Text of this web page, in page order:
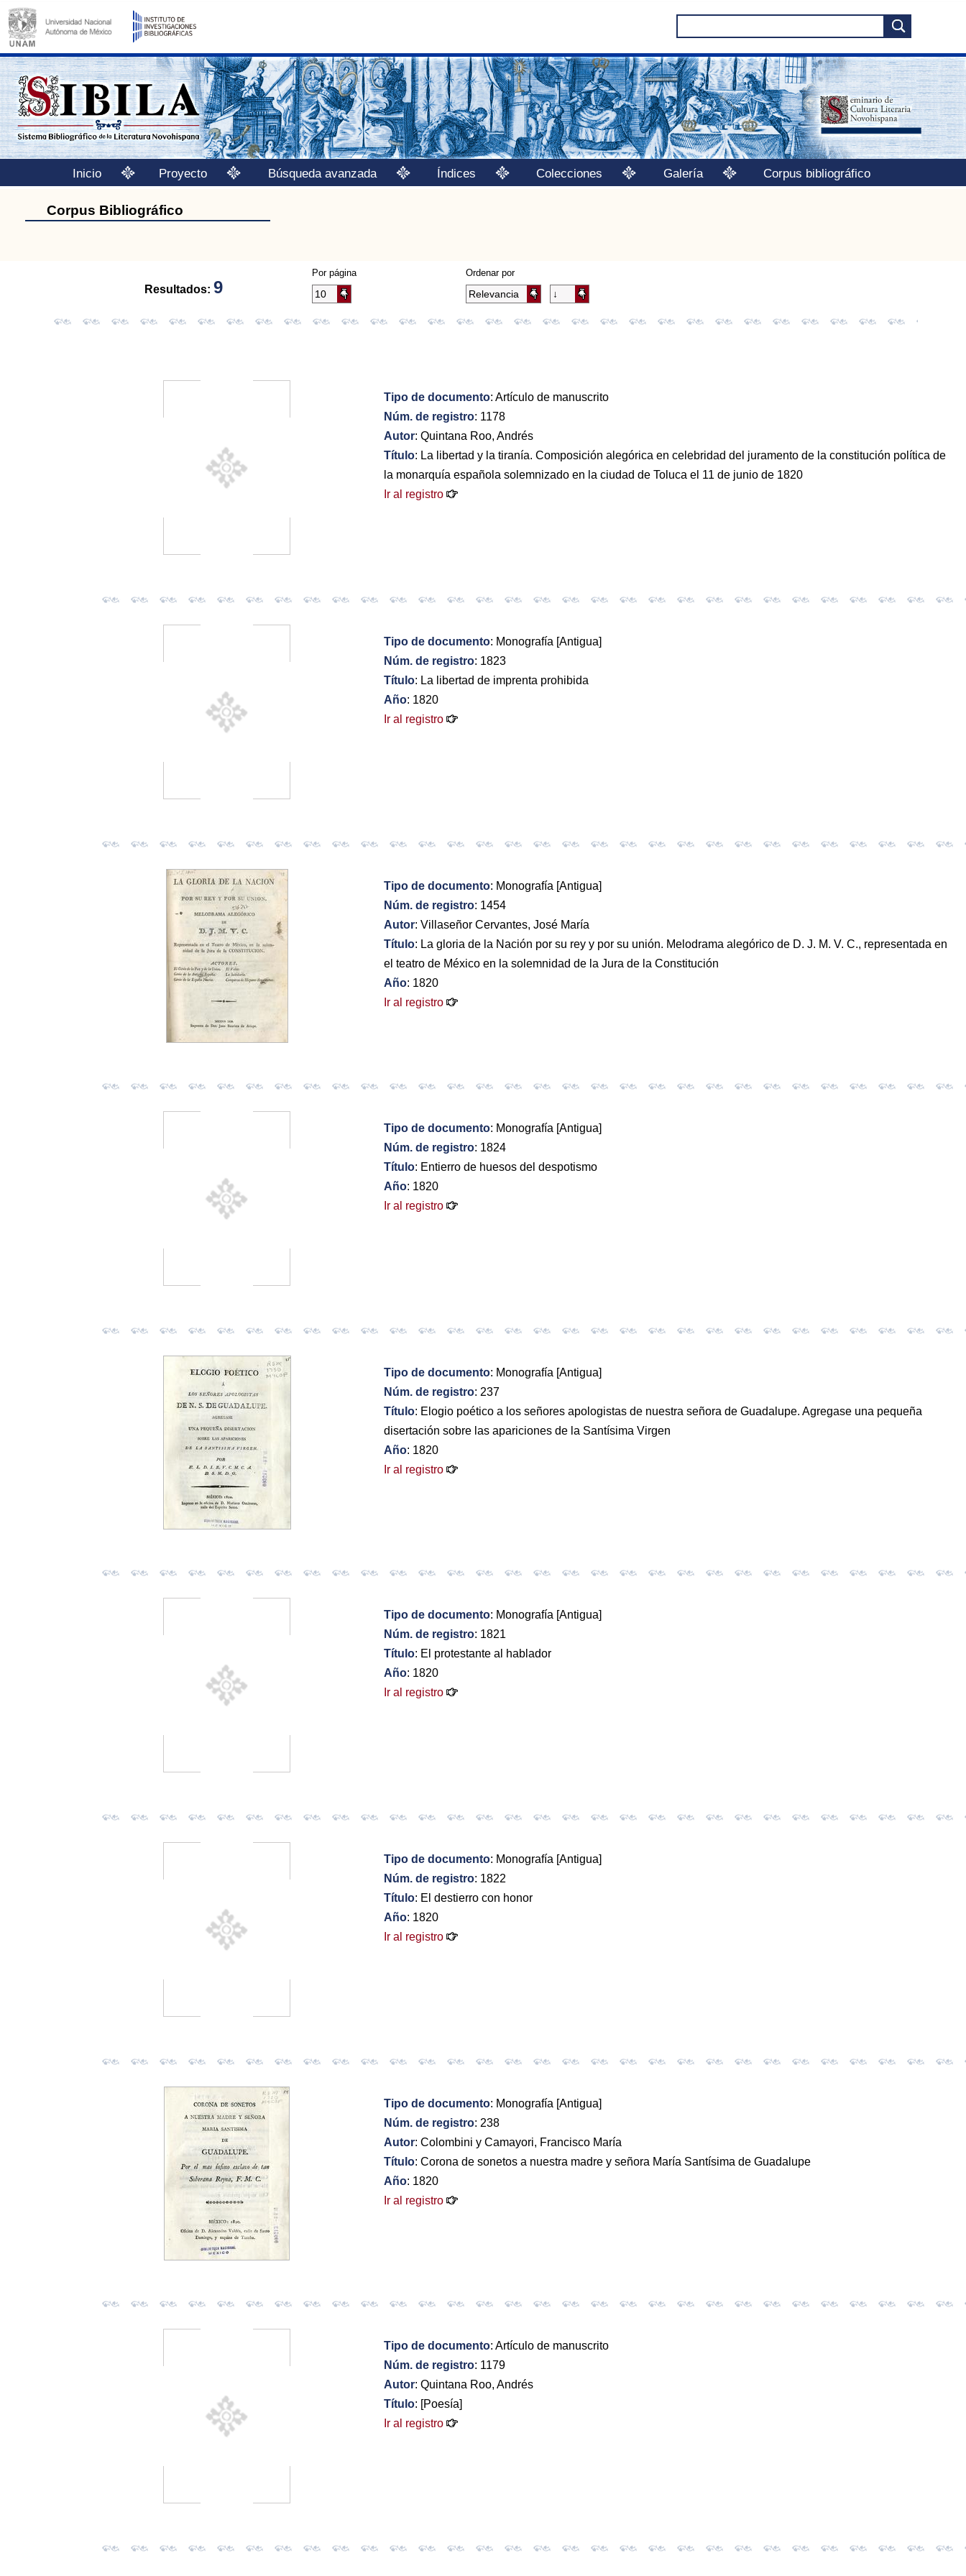
Inicio Proyecto Búsqueda avanzada Índices Colecciones Galería Corpus bibliográfico
Corpus Bibliográfico
Resultados:9
Ordenar por
Por página
Tipo de documento: Artículo de manuscrito
Núm. de registro: 1178
Autor: Quintana Roo, Andrés
Título: La libertad y la tiranía. Composición alegórica en celebridad del juramento de la constitución política de
la monarquía española solemnizado en la ciudad de Toluca el 11 de junio de 1820
Ir al registro
Tipo de documento: Monografía [Antigua]
Núm. de registro: 1823
Título: La libertad de imprenta prohibida
Año: 1820
Ir al registro
Tipo de documento: Monografía [Antigua]
Núm. de registro: 1454
Autor: Villaseñor Cervantes, José María
Título: La gloria de la Nación por su rey y por su unión. Melodrama alegórico de D. J. M. V. C., representada en
el teatro de México en la solemnidad de la Jura de la Constitución
Año: 1820
Ir al registro
Tipo de documento: Monografía [Antigua]
Núm. de registro: 1824
Título: Entierro de huesos del despotismo
Año: 1820
Ir al registro
Tipo de documento: Monografía [Antigua]
Núm. de registro: 237
Título: Elogio poético a los señores apologistas de nuestra señora de Guadalupe. Agregase una pequeña
disertación sobre las apariciones de la Santísima Virgen
Año: 1820
Ir al registro
Tipo de documento: Monografía [Antigua]
Núm. de registro: 1821
Título: El protestante al hablador
Año: 1820
Ir al registro
Tipo de documento: Monografía [Antigua]
Núm. de registro: 1822
Título: El destierro con honor
Año: 1820
Ir al registro
Tipo de documento: Monografía [Antigua]
Núm. de registro: 238
Autor: Colombini y Camayori, Francisco María
Título: Corona de sonetos a nuestra madre y señora María Santísima de Guadalupe
Año: 1820
Ir al registro
Tipo de documento: Artículo de manuscrito
Núm. de registro: 1179
Autor: Quintana Roo, Andrés
Título: [Poesía]
Ir al registro